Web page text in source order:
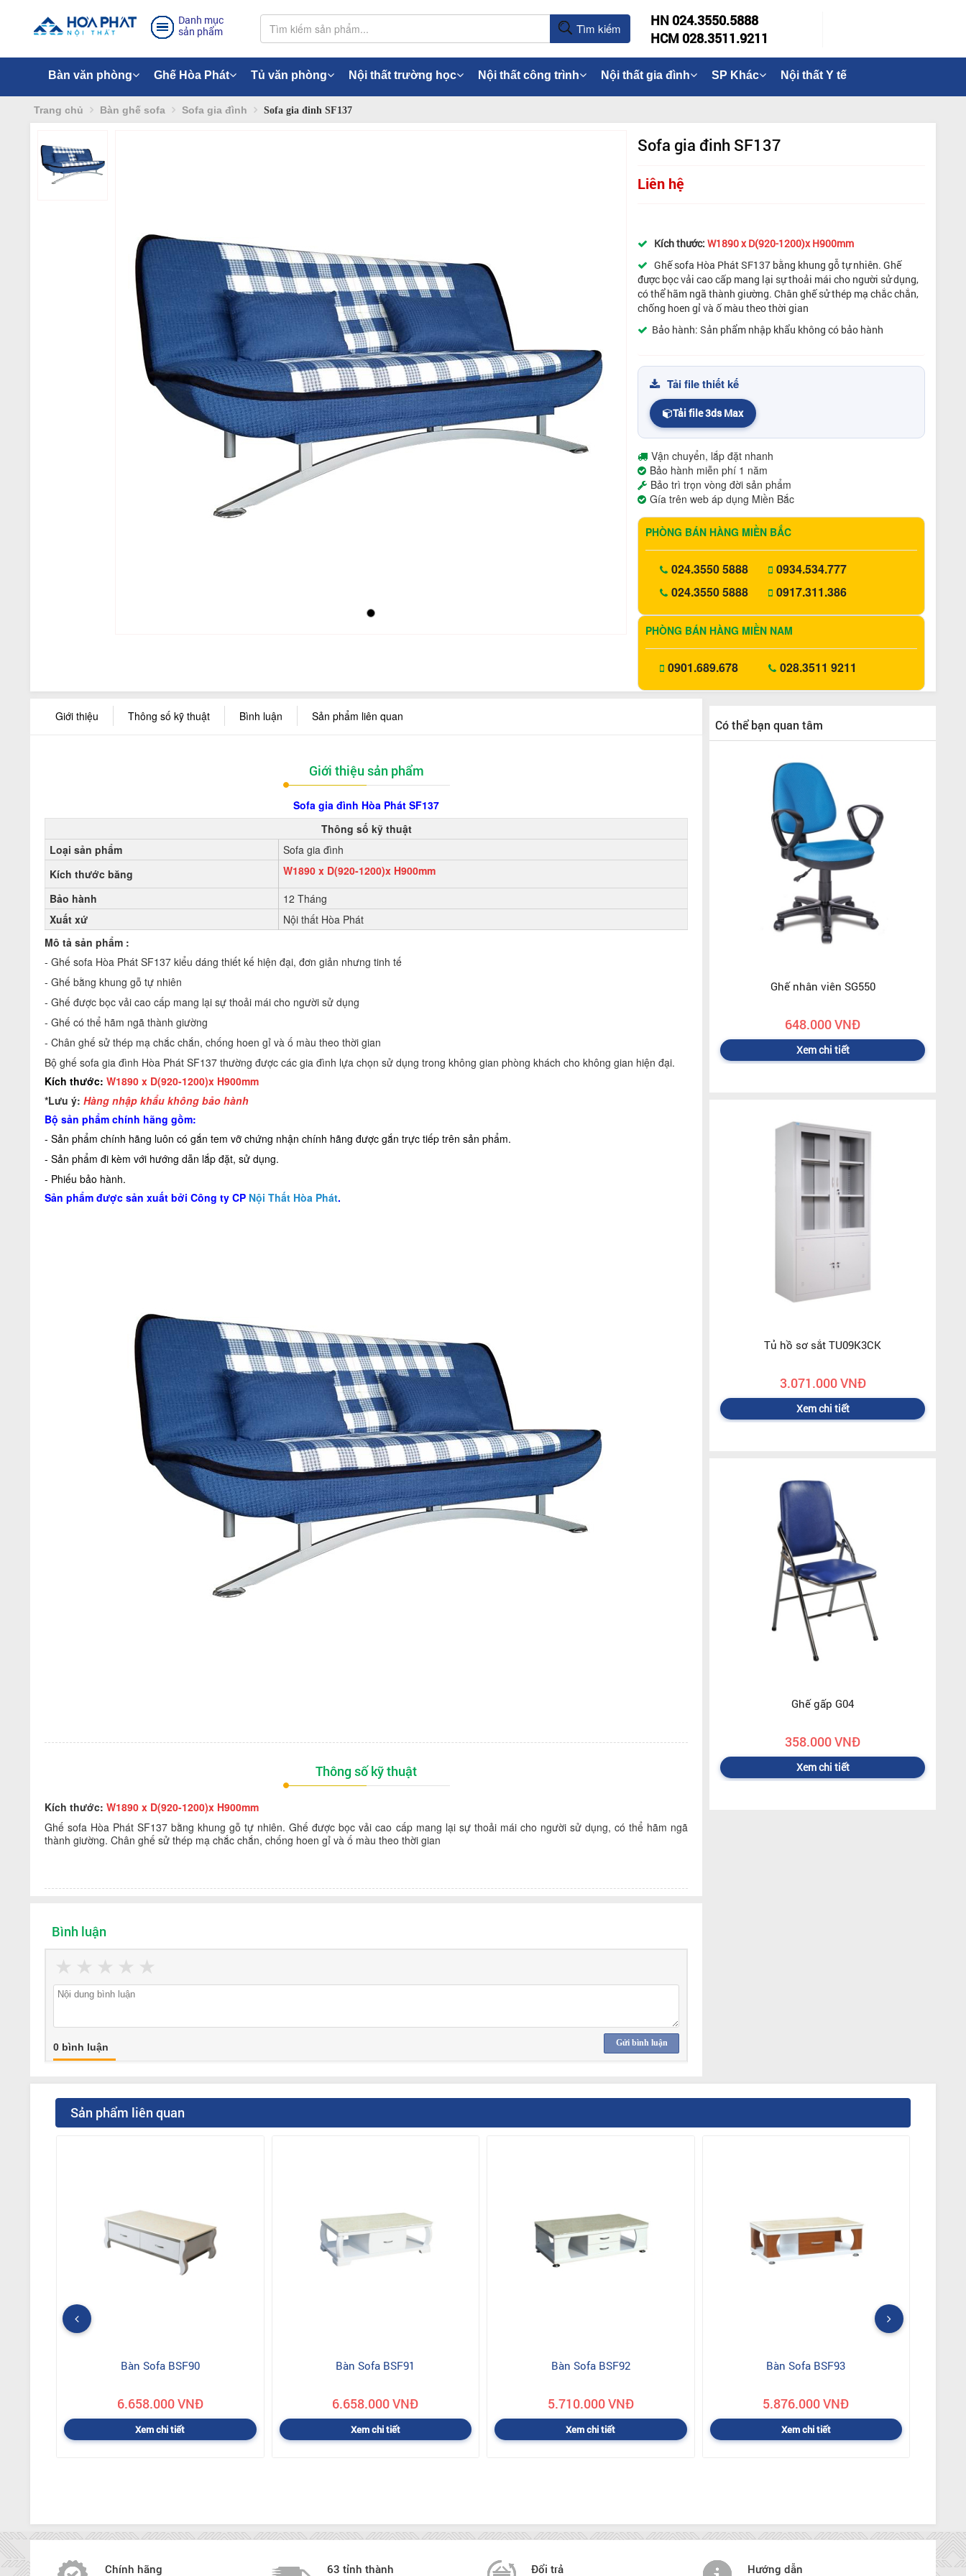
Danh mục
sản phẩm
Tìm kiếm
HN 024.3550.5888
HCM 028.3511.9211
Bàn văn phòng Ghế Hòa Phát Tủ văn phòng Nội thất trường học Nội thất công trình Nội thất gia đình SP Khác Nội thất Y tế
Trang chủ Bàn ghế sofa Sofa gia đình Sofa gia đinh SF137
Sofa gia đinh SF137
Liên hệ
Kích thước: W1890 x D(920-1200)x H900mm
Ghế sofa Hòa Phát SF137 bằng khung gỗ tự nhiên. Ghế
được bọc vải cao cấp mang lại sự thoải mái cho người sử dụng,
có thể hãm ngã thành giường. Chân ghế sử thép mạ chắc chắn,
chống hoen gỉ và ố màu theo thời gian
Bảo hành: Sản phẩm nhập khẩu không có bảo hành
Tải file thiết kế
Tải file 3ds Max
Vận chuyển, lắp đặt nhanh
Bảo hành miễn phí 1 năm
Bảo trì trọn vòng đời sản phẩm
Gía trên web áp dụng Miền Bắc
PHÒNG BÁN HÀNG MIỀN BẮC
024.3550 5888
024.3550 5888
0934.534.777
0917.311.386
PHÒNG BÁN HÀNG MIỀN NAM
0901.689.678 028.3511 9211
Giới thiệu Thông số kỹ thuật Bình luận Sản phẩm liên quan
Giới thiệu sản phẩm
Sofa gia đình Hòa Phát SF137
Thông số kỹ thuật
Loại sản phẩm
Sofa gia đình
Kích thước băng
W1890 x D(920-1200)x H900mm
Bảo hành
12 Tháng
Xuất xứ
Nội thất Hòa Phát
Mô tả sản phẩm :
- Ghế sofa Hòa Phát SF137 kiểu dáng thiết kế hiện đại, đơn giản nhưng tinh tế
- Ghế bằng khung gỗ tự nhiên
- Ghế được bọc vải cao cấp mang lại sự thoải mái cho người sử dụng
- Ghế có thể hãm ngã thành giường
- Chân ghế sử thép mạ chắc chắn, chống hoen gỉ và ố màu theo thời gian
Bộ ghế sofa gia đình Hòa Phát SF137 thường được các gia đình lựa chọn sử dụng trong không gian phòng khách cho không gian hiện đại.
Kích thước: W1890 x D(920-1200)x H900mm
*Lưu ý: Hàng nhập khẩu không bảo hành
Bộ sản phẩm chính hãng gồm:
- Sản phẩm chính hãng luôn có gắn tem vỡ chứng nhận chính hãng được gắn trực tiếp trên sản phẩm.
- Sản phẩm đi kèm với hướng dẫn lắp đặt, sử dụng.
- Phiếu bảo hành.
Sản phẩm được sản xuất bởi Công ty CP Nội Thất Hòa Phát.
Thông số kỹ thuật
Kích thước: W1890 x D(920-1200)x H900mm
Ghế sofa Hòa Phát SF137 bằng khung gỗ tự nhiên. Ghế được bọc vải cao cấp mang lại sự thoải mái cho người sử dụng, có thể hãm ngã
thành giường. Chân ghế sử thép mạ chắc chắn, chống hoen gỉ và ố màu theo thời gian
Bình luận
★
★
★
★
★
Gửi bình luận
0 bình luận
Có thể bạn quan tâm
Ghế nhân viên SG550
648.000 VNĐ
Xem chi tiết
Tủ hồ sơ sắt TU09K3CK
3.071.000 VNĐ
Xem chi tiết
Ghế gấp G04
358.000 VNĐ
Xem chi tiết
Sản phẩm liên quan
Bàn Sofa BSF90
6.658.000 VNĐ
Xem chi tiết
Bàn Sofa BSF91
6.658.000 VNĐ
Xem chi tiết
Bàn Sofa BSF92
5.710.000 VNĐ
Xem chi tiết
Bàn Sofa BSF93
5.876.000 VNĐ
Xem chi tiết
Chính hãng 63 tỉnh thành Đổi trả Hướng dẫn